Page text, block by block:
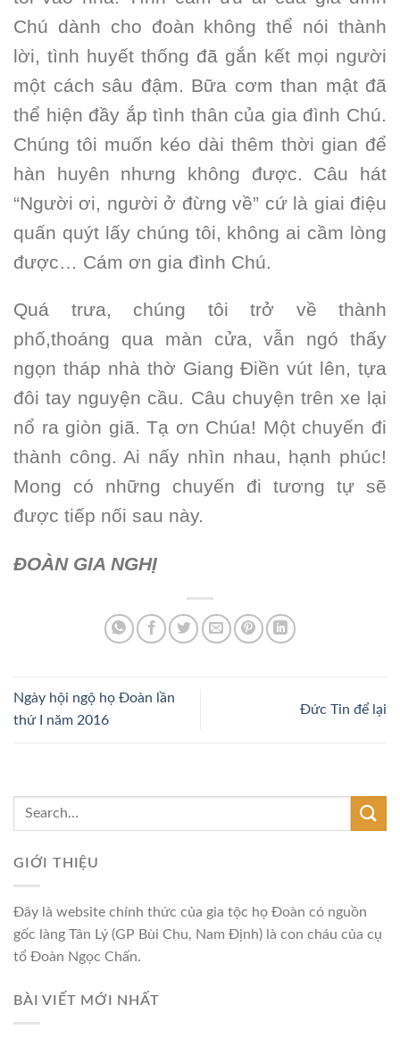
Chú dành cho đoàn không thể nói thành
lời, tình huyết thống đã gắn kết mọi người
một cách sâu đậm. Bữa cơm than mật đã
thể hiện đầy ắp tình thân của gia đình Chú.
Chúng tôi muốn kéo dài thêm thời gian để
hàn huyên nhưng không được. Câu hát
“Người ơi, người ở đừng về” cứ là giai điệu
quấn quýt lấy chúng tôi, không ai cầm lòng
được… Cám ơn gia đình Chú.
Quá trưa, chúng tôi trở về thành
phố,thoáng qua màn cửa, vẫn ngó thấy
ngọn tháp nhà thờ Giang Điền vút lên, tựa
đôi tay nguyện cầu. Câu chuyện trên xe lại
nổ ra giòn giã. Tạ ơn Chúa! Một chuyến đi
thành công. Ai nấy nhìn nhau, hạnh phúc!
Mong có những chuyến đi tương tự sẽ
được tiếp nối sau này.
ĐOÀN GIA NGHỊ
Ngày hội ngộ họ Đoàn lần
thứ I năm 2016
Đức Tin để lại
GIỚI THIỆU
Đây là website chính thức của gia tộc họ Đoàn có nguồn
gốc làng Tân Lý (GP Bùi Chu, Nam Định) là con cháu của cụ
tổ Đoàn Ngọc Chấn.
BÀI VIẾT MỚI NHẤT